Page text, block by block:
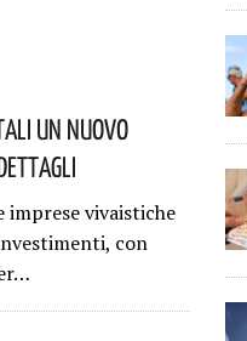
Un Nuovo
imprese vivaistiche
con